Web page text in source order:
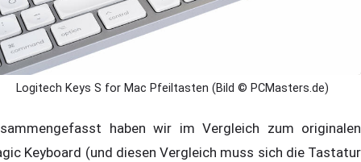
Logitech Keys S for Mac Pfeiltasten (Bild © PCMasters.de)
haben wir im Vergleich zum originalen
Keyboard (und diesen Vergleich muss sich die Tastatur